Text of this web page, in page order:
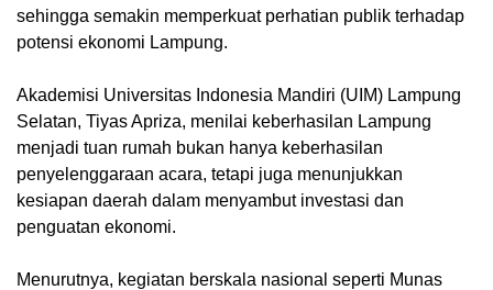
sehingga semakin memperkuat perhatian publik terhadap
potensi ekonomi Lampung.
Akademisi Universitas Indonesia Mandiri (UIM) Lampung
Selatan, Tiyas Apriza, menilai keberhasilan Lampung
menjadi tuan rumah bukan hanya keberhasilan
penyelenggaraan acara, tetapi juga menunjukkan
kesiapan daerah dalam menyambut investasi dan
penguatan ekonomi.
Menurutnya, kegiatan berskala nasional seperti Munas